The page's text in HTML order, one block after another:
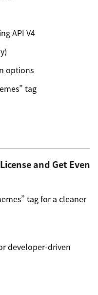
API V4
options
tag
and Get Even
tag for a cleaner
developer-driven